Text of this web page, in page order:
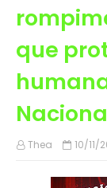
que
Thea 10/11/